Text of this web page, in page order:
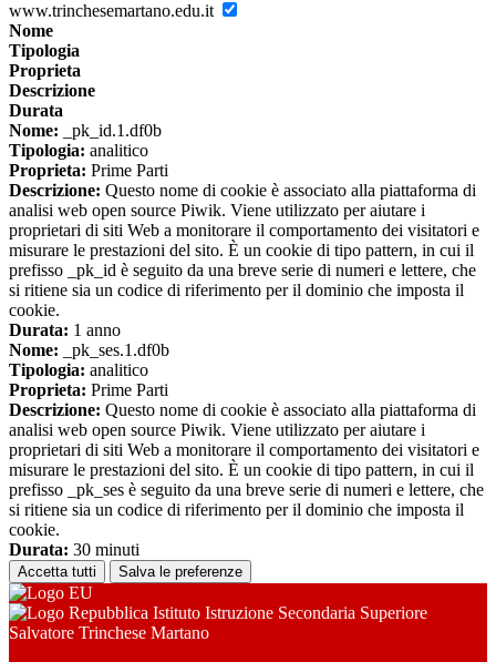
www.trinchesemartano.edu.it
Nome
Tipologia
Proprieta
Descrizione
Durata
Nome: _pk_id.1.df0b
Tipologia: analitico
Proprieta: Prime Parti
Descrizione: Questo nome di cookie è associato alla piattaforma di
analisi web open source Piwik. Viene utilizzato per aiutare i
proprietari di siti Web a monitorare il comportamento dei visitatori e
misurare le prestazioni del sito. È un cookie di tipo pattern, in cui il
prefisso _pk_id è seguito da una breve serie di numeri e lettere, che
si ritiene sia un codice di riferimento per il dominio che imposta il
cookie.
Durata: 1 anno
Nome: _pk_ses.1.df0b
Tipologia: analitico
Proprieta: Prime Parti
Descrizione: Questo nome di cookie è associato alla piattaforma di
analisi web open source Piwik. Viene utilizzato per aiutare i
proprietari di siti Web a monitorare il comportamento dei visitatori e
misurare le prestazioni del sito. È un cookie di tipo pattern, in cui il
prefisso _pk_ses è seguito da una breve serie di numeri e lettere, che
si ritiene sia un codice di riferimento per il dominio che imposta il
cookie.
Durata: 30 minuti
Accetta tutti Salva le preferenze
Istituto Istruzione Secondaria Superiore
Salvatore Trinchese Martano